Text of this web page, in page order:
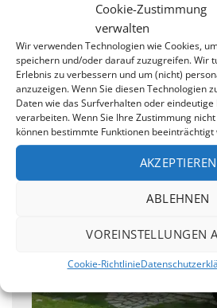
Cookie-Zustimmung
verwalten
Wir verwenden Technologien wie Cookies,
speichern und/oder darauf zuzugreifen. Wir
Erlebnis zu verbessern und um (nicht)
anzuzeigen. Wenn Sie diesen Technologien
Daten wie das Surfverhalten oder eindeutige
verarbeiten. Wenn Sie Ihre Zustimmung
können bestimmte Funktionen beeinträchtigt
AKZEPTIEREN
ABLEHNEN
VOREINSTELLUNGEN
Cookie-Richtlinie